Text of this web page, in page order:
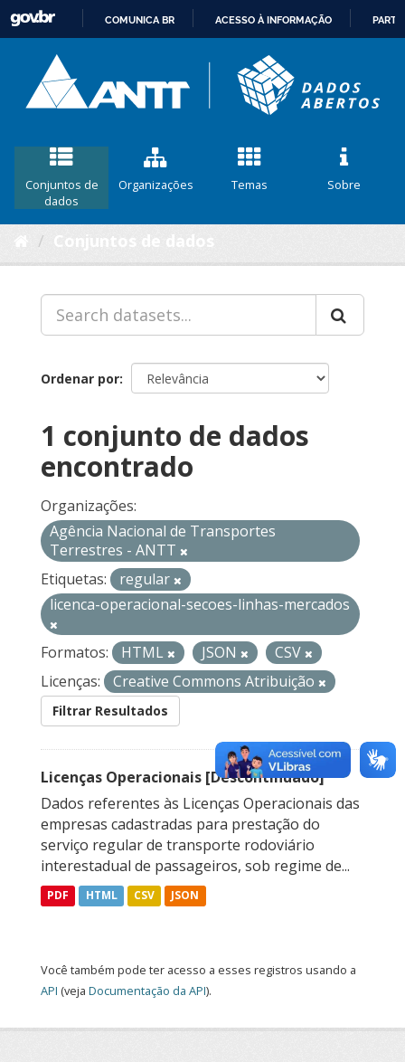
CONTEÚDO
COMUNICA BR ACESSO À INFORMAÇÃO
Conjuntos de
dados
Organizações Temas Sobre
Ordenar por
1 conjunto de dados
encontrado
Organizações:
Agência Nacional de Transportes
Terrestres - ANTT
Etiquetas:
regular
licenca-operacional-secoes-linhas-mercados
Formatos: HTML JSON
CSV
Licenças:
Creative Commons Atribuição
Filtrar Resultados
Licenças Operacionais [Descontinuado]
Dados referentes às Licenças Operacionais das
empresas cadastradas para prestação do
serviço regular de transporte rodoviário
interestadual de passageiros, sob regime de...
PDF HTML CSV JSON
Você também pode ter acesso a esses registros usando a
API (veja Documentação da API).